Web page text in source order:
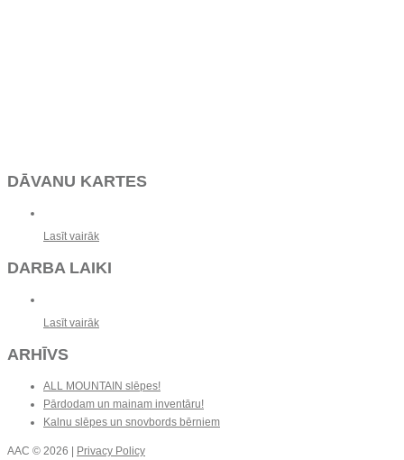
DĀVANU KARTES
Lasīt vairāk
DARBA LAIKI
Lasīt vairāk
ARHĪVS
ALL MOUNTAIN slēpes!
Pārdodam un mainam inventāru!
Kalnu slēpes un snovbords bērniem
AAC © 2026 | Privacy Policy